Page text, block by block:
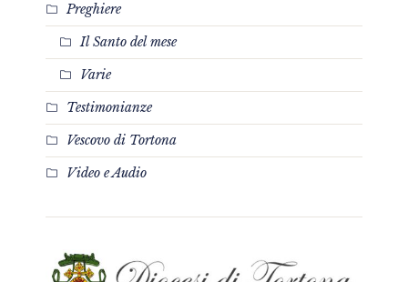
Preghiere
Il Santo del mese
Varie
Testimonianze
Vescovo di Tortona
Video e Audio